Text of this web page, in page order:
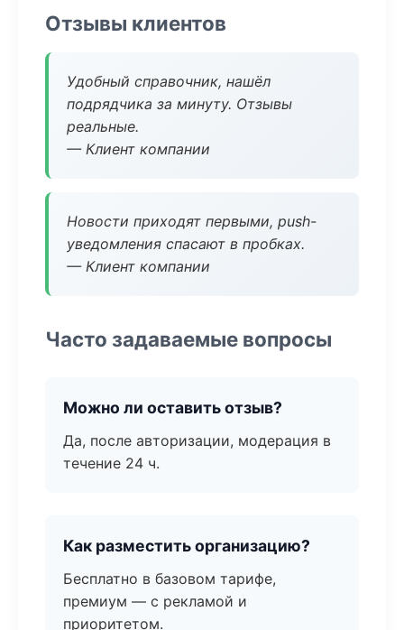
Отзывы клиентов
Удобный справочник, нашёл
подрядчика за минуту. Отзывы
реальные.
— Клиент компании
Новости приходят первыми, push-
уведомления спасают в пробках.
— Клиент компании
Часто задаваемые вопросы
Можно ли оставить отзыв?
Да, после авторизации, модерация в
течение 24 ч.
Как разместить организацию?
Бесплатно в базовом тарифе,
премиум — с рекламой и
приоритетом.